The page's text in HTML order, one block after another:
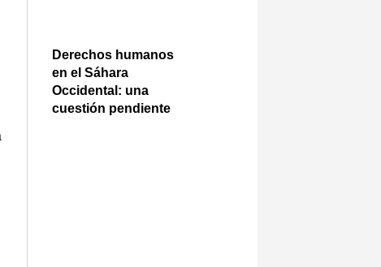
Derechos humanos
en el Sáhara
Occidental: una
cuestión pendiente